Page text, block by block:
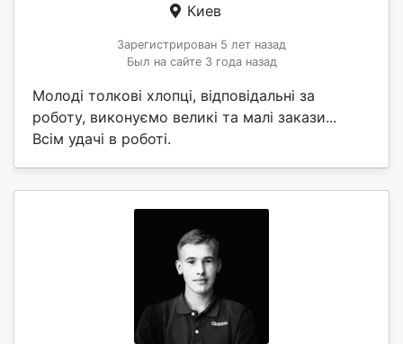
Киев
Зарегистрирован 5 лет назад
Был на сайте 3 года назад
Молоді толкові хлопці, відповідальні за
роботу, виконуємо великі та малі закази...
Всім удачі в роботі.